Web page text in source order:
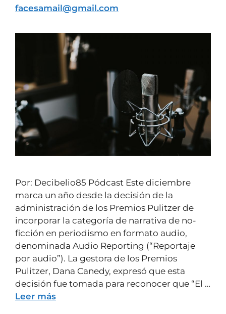
facesamail@gmail.com
Por: Decibelio85 Pódcast Este diciembre
marca un año desde la decisión de la
administración de los Premios Pulitzer de
incorporar la categoría de narrativa de no-
ficción en periodismo en formato audio,
denominada Audio Reporting (“Reportaje
por audio”). La gestora de los Premios
Pulitzer, Dana Canedy, expresó que esta
decisión fue tomada para reconocer que “El …
Leer más